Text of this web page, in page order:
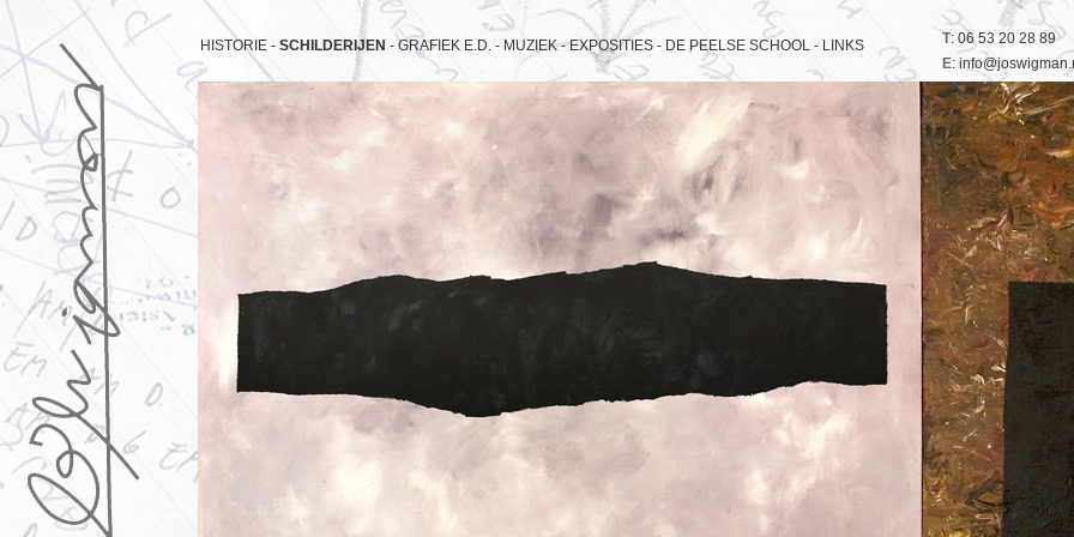
HISTORIE - SCHILDERIJEN - GRAFIEK E.D. - MUZIEK -EXPOSITIES - DE PEELSE SCHOOL - LINKS T: 06 53 20 28 89
E: